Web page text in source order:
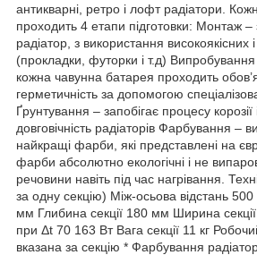
антикварні, ретро і лофт радіатори.
проходить 4 етапи підготовки: Монтаж –
радіатор, з використання високоякісних
(прокладки, футорки і т.д) Випробування
кожна чавунна батарея проходить
герметичність за допомогою
Ґрунтування – запобігає процесу корозії
довговічність радіаторів Фарбування –
найкращі фарби, які представлені на
фарби абсолютно екологічні і не
речовини навіть під час нагрівання.
за одну секцію) Між-осьова відстань
мм Глибина секції 180 мм Ширина
при Δt 70 163 Вт Вага секції 11 кг
вказана за секцію * Фарбування